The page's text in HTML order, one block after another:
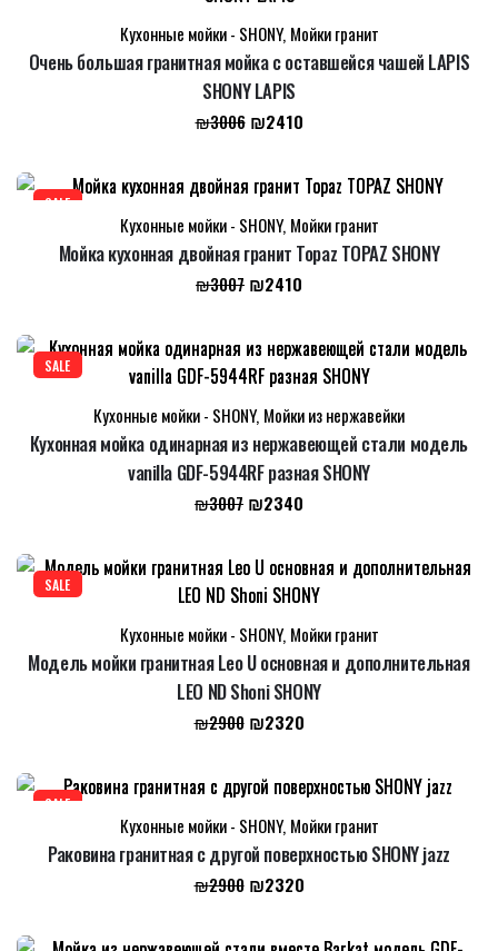
Кухонные мойки - SHONY, Мойки гранит
Очень большая гранитная мойка с оставшейся чашей LAPIS
SHONY LAPIS
₪3006 Первоначальная
составляла
₪3006.
₪2410Текущая
₪2410.
SALE
Кухонные мойки - SHONY, Мойки гранит
Мойка кухонная двойная гранит Topaz TOPAZ SHONY
₪3007 Первоначальная
₪3007.
₪2410
₪2410.
SALE
Кухонные мойки - SHONY, Мойки из нержавейки
Кухонная мойка одинарная из нержавеющей стали модель
vanilla GDF-5944RF разная SHONY
₪3007 Первоначальная
составляла
₪3007.
₪2340
SALE
Кухонные мойки - SHONY, Мойки гранит
Модель мойки гранитная Leo U основная и дополнительная
LEO ND Shoni SHONY
₪2900 Первоначальная
составляла
₪2900.
₪2320Текущая
SALE
Кухонные мойки - SHONY, Мойки гранит
Раковина гранитная с другой поверхностью SHONY jazz
₪2900 Первоначальная
составляла
₪2320Текущая
₪2320.